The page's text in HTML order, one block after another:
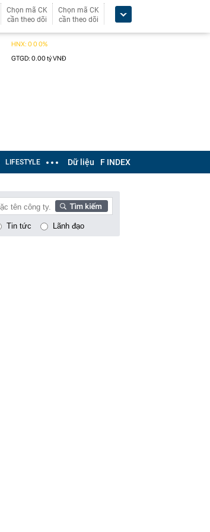
Chọn mã CK
cần theo dõi
Chọn mã CK
cần theo dõi
LIFESTYLE Dữ liệu F INDEX
Tin tức Lãnh đạo